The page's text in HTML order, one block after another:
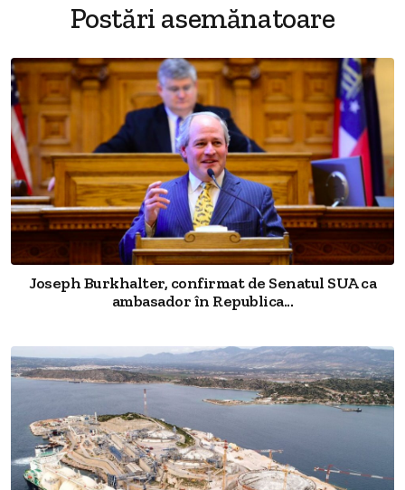
Postări asemănatoare
Joseph Burkhalter, confirmat de Senatul SUA ca
ambasador în Republica...